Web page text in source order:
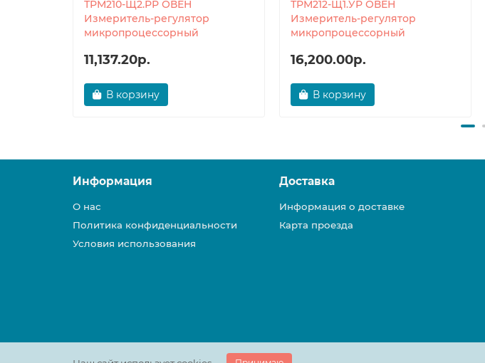
ТРМ210-Щ2.РР ОВЕН
Измеритель-регулятор
микропроцессорный
11,137.20р.
В корзину
ТРМ212-Щ1.УР ОВЕН
Измеритель-регулятор
микропроцессорный
16,200.00р.
В корзину
Информация
О нас
Политика конфиденциальности
Условия использования
Доставка
Информация о доставке
Карта проезда